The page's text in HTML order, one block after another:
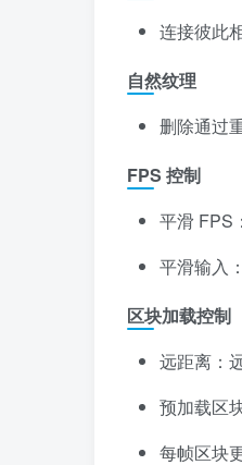
连接彼此
自然纹理
删除通过
FPS 控制
平滑 FPS
平滑输入
区块加载控制
远距离：
预加载区
每帧区块